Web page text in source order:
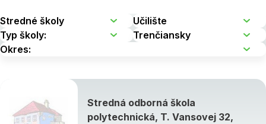
Stredná odborná škola
polytechnická, T. Vansovej 32,